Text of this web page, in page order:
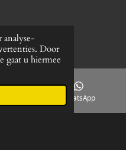
Door
gaat u hiermee
WhatsApp